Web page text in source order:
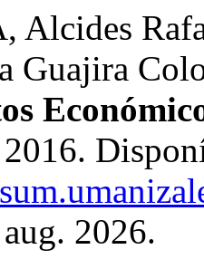
Alcides
Guajira
2026.